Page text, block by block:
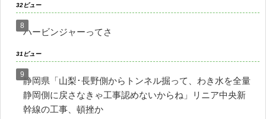
32ビュー
ハービンジャーってさ
31ビュー
静岡県「山梨･長野側からトンネル掘って、わき水を全量
静岡側に戻さなきゃ工事認めないからね」リニア中央新
幹線の工事、頓挫か